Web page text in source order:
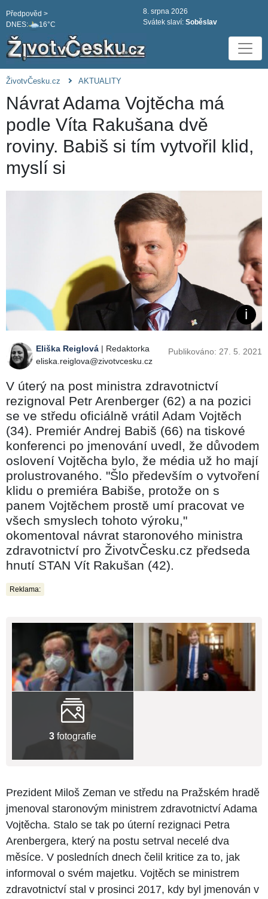
DNES: 16°C
Předpověd >
8. srpna 2026
Svátek slaví: Soběslav
ŽivotvČesku.cz AKTUALITY
Návrat Adama Vojtěcha má
podle Víta Rakušana dvě
roviny. Babiš si tím vytvořil klid,
myslí si
Eliška Reiglová | Redaktorka
eliska.reiglova@zivotvcesku.cz
Publikováno: 27. 5. 2021
V úterý na post ministra zdravotnictví
rezignoval Petr Arenberger (62) a na pozici
se ve středu oficiálně vrátil Adam Vojtěch
(34). Premiér Andrej Babiš (66) na tiskové
konferenci po jmenování uvedl, že důvodem
oslovení Vojtěcha bylo, že média už ho mají
prolustrovaného. "Šlo především o vytvoření
klidu o premiéra Babiše, protože on s
panem Vojtěchem prostě umí pracovat ve
všech smyslech tohoto výroku,"
okomentoval návrat staronového ministra
zdravotnictví pro ŽivotvČesku.cz předseda
hnutí STAN Vít Rakušan (42).
Reklama:
3 fotografie
Prezident Miloš Zeman ve středu na Pražském hradě
jmenoval staronovým ministrem zdravotnictví Adama
Vojtěcha. Stalo se tak po úterní rezignaci Petra
Arenbergera, který na postu setrval necelé dva
měsíce. V posledních dnech čelil kritice za to, jak
informoval o svém majetku. Vojtěch se ministrem
zdravotnictví stal v prosinci 2017, kdy byl jmenován v